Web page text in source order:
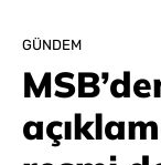
GÜNDEM